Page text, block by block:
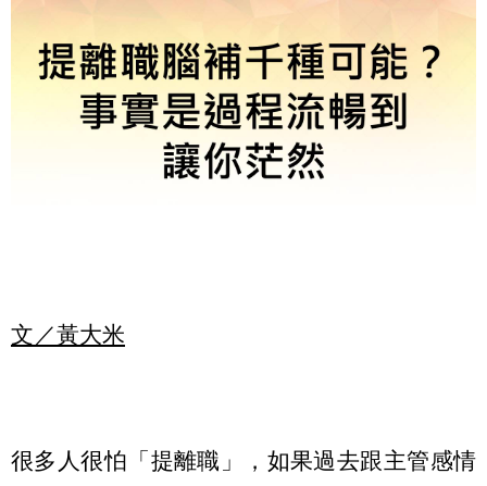
文／黃大米
很多人很怕「提離職」，如果過去跟主管感情